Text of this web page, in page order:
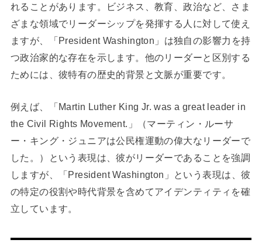
れることがあります。ビジネス、教育、政治など、さま
ざまな領域でリーダーシップを発揮する人に対して使え
ますが、「President Washington」は独自の影響力を持
つ政治家的な存在を示します。他のリーダーと区別する
ためには、彼特有の歴史的背景と文脈が重要です。
例えば、「Martin Luther King Jr. was a great leader in
the Civil Rights Movement.」（マーティン・ルーサ
ー・キング・ジュニアは公民権運動の偉大なリーダーで
した。）という表現は、彼がリーダーであることを強調
しますが、「President Washington」という表現は、彼
の特定の役割や時代背景を含めてアイデンティティを確
立しています。